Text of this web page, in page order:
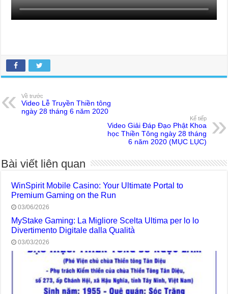
Về trước
Video Lễ Truyền Thiền tông
ngày 28 tháng 6 năm 2020
Kế tiếp
Video Giải Đáp Đạo Phật Khoa
học Thiền Tông ngày 28 tháng
6 năm 2020 (MỤC LỤC)
Bài viết liên quan
WinSpirit Mobile Casino: Your Ultimate Portal to
Premium Gaming on the Run
03/06/2026
MyStake Gaming: La Migliore Scelta Ultima per lo lo
Divertimento Digitale dalla Qualità
03/03/2026